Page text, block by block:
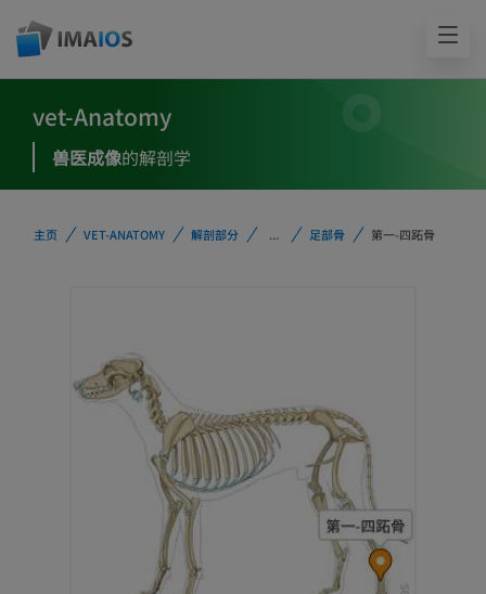
vet-Anatomy
兽医成像的解剖学
主页 VET-ANATOMY 解剖部分 ... 足部骨 第一-四跖骨